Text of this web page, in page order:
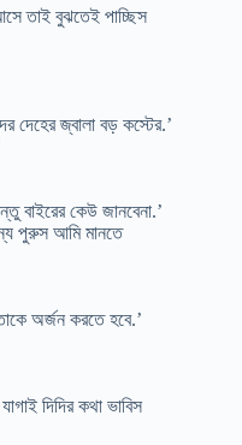
তাই বুঝতেই পাচ্ছিস
দেহের জ্বালা বড় কস্টের.’
বাইরের কেউ জানবেনা.’
পুরুস আমি মানতে
তোকে অর্জন করতে হবে.’
দিদির কথা ভাবিস